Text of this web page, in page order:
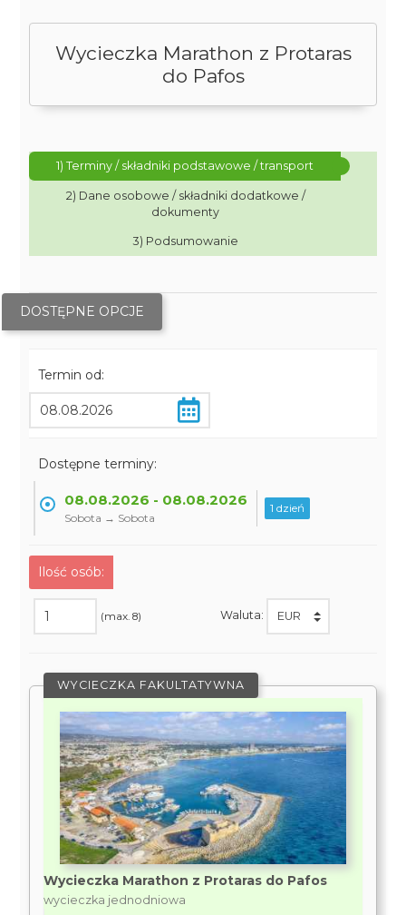
Wycieczka Marathon z Protaras
do Pafos
1) Terminy / składniki podstawowe / transport
2) Dane osobowe / składniki dodatkowe /
dokumenty
3) Podsumowanie
DOSTĘPNE OPCJE
Termin od:
Dostępne terminy:
08.08.2026 - 08.08.2026
Sobota → Sobota
1 dzień
Ilość osób:
(max. 8) Waluta:
WYCIECZKA FAKULTATYWNA
Wycieczka Marathon z Protaras do Pafos
wycieczka jednodniowa